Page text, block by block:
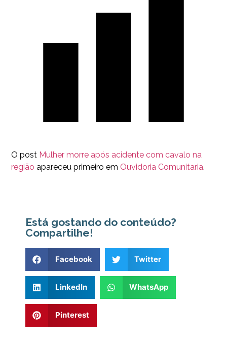
O post Mulher morre após acidente com cavalo na
região apareceu primeiro em Ouvidoria Comunitaria.
Está gostando do conteúdo?
Compartilhe!
Facebook Twitter
LinkedIn WhatsApp
Pinterest